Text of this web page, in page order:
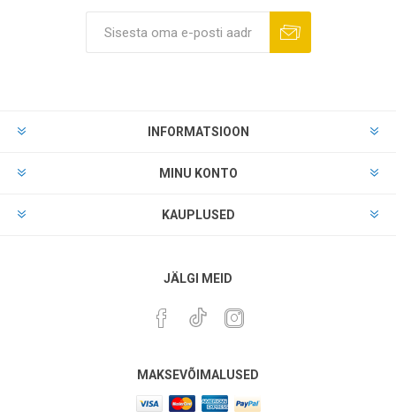
INFORMATSIOON
MINU KONTO
KAUPLUSED
JÄLGI MEID
MAKSEVÕIMALUSED